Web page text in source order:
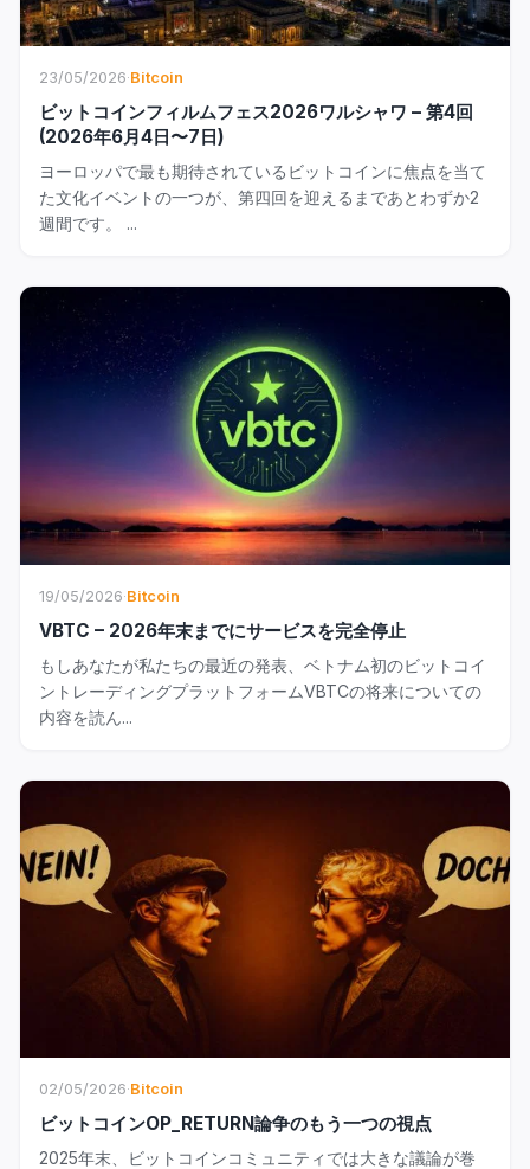
23/05/2026·Bitcoin
ビットコインフィルムフェス2026ワルシャワ – 第4回
(2026年6月4日〜7日)
ヨーロッパで最も期待されているビットコインに焦点を当て
た文化イベントの一つが、第四回を迎えるまであとわずか2
週間です。 ...
19/05/2026·Bitcoin
VBTC – 2026年末までにサービスを完全停止
もしあなたが私たちの最近の発表、ベトナム初のビットコイ
ントレーディングプラットフォームVBTCの将来についての
内容を読ん...
02/05/2026·Bitcoin
ビットコインOP_RETURN論争のもう一つの視点
2025年末、ビットコインコミュニティでは大きな議論が巻